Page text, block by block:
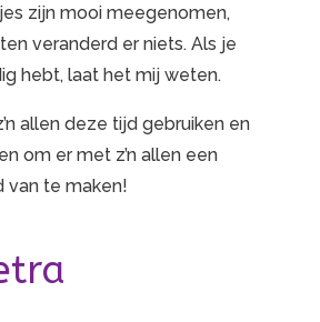
zijn mooi meegenomen,
veranderd er niets. Als je
hebt, laat het mij weten.
allen deze tijd gebruiken en
om er met z’n allen een
van te maken!